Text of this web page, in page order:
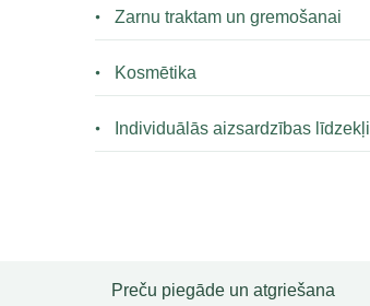
Zarnu traktam un gremošanai
Kosmētika
Individuālās aizsardzības līdzekļi
Preču piegāde un atgriešana